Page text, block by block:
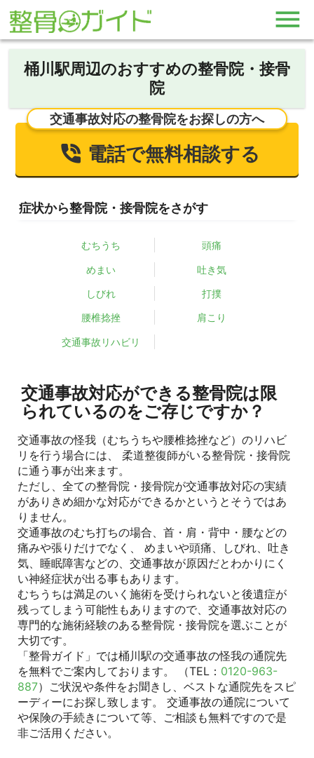
桶川駅周辺のおすすめの整骨院・接骨
院
交通事故対応の整骨院をお探しの方へ
電話で無料相談する
症状から整骨院・接骨院をさがす
むちうち 頭痛
めまい 吐き気
しびれ 打撲
腰椎捻挫 肩こり
交通事故リハビリ
交通事故対応ができる整骨院は限
られているのをご存じですか？
交通事故の怪我（むちうちや腰椎捻挫など）のリハビ
リを行う場合には、 柔道整復師がいる整骨院・接骨院
に通う事が出来ます。
ただし、全ての整骨院・接骨院が交通事故対応の実績
がありきめ細かな対応ができるかというとそうではあ
りません。
交通事故のむち打ちの場合、首・肩・背中・腰などの
痛みや張りだけでなく、 めまいや頭痛、しびれ、吐き
気、睡眠障害などの、交通事故が原因だとわかりにく
い神経症状が出る事もあります。
むちうちは満足のいく施術を受けられないと後遺症が
残ってしまう可能性もありますので、交通事故対応の
専門的な施術経験のある整骨院・接骨院を選ぶことが
大切です。
「整骨ガイド」では桶川駅の交通事故の怪我の通院先
を無料でご案内しております。 （TEL： 0120-963-
887）ご状況や条件をお聞きし、ベストな通院先をスピ
ーディーにお探し致します。 交通事故の通院について
や保険の手続きについて等、ご相談も無料ですので是
非ご活用ください。